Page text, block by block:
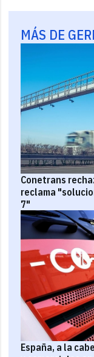
MÁS DE
Conetrans
reclama
7"
España, a la